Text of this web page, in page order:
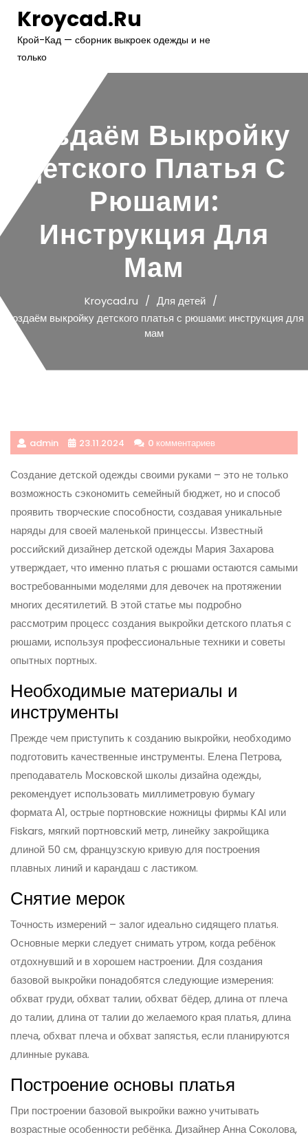
содержимому
Kroycad.ru
Крой-Кад — сборник выкроек одежды и не
только
Создаём Выкройку
Детского Платья С
Рюшами:
Инструкция Для
Мам
Kroycad.ru
Для детей
Создаём выкройку детского платья с рюшами: инструкция для
мам
admin 23.11.2024 0 комментариев
Создание детской одежды своими руками – это не только
возможность сэкономить семейный бюджет, но и способ
проявить творческие способности, создавая уникальные
наряды для своей маленькой принцессы. Известный
российский дизайнер детской одежды Мария Захарова
утверждает, что именно платья с рюшами остаются самыми
востребованными моделями для девочек на протяжении
многих десятилетий. В этой статье мы подробно
рассмотрим процесс создания выкройки детского платья с
рюшами, используя профессиональные техники и советы
опытных портных.
Необходимые материалы и
инструменты
Прежде чем приступить к созданию выкройки, необходимо
подготовить качественные инструменты. Елена Петрова,
преподаватель Московской школы дизайна одежды,
рекомендует использовать миллиметровую бумагу
формата А1, острые портновские ножницы фирмы KAI или
Fiskars, мягкий портновский метр, линейку закройщика
длиной 50 см, французскую кривую для построения
плавных линий и карандаш с ластиком.
Снятие мерок
Точность измерений – залог идеально сидящего платья.
Основные мерки следует снимать утром, когда ребёнок
отдохнувший и в хорошем настроении. Для создания
базовой выкройки понадобятся следующие измерения:
обхват груди, обхват талии, обхват бёдер, длина от плеча
до талии, длина от талии до желаемого края платья, длина
плеча, обхват плеча и обхват запястья, если планируются
длинные рукава.
Построение основы платья
При построении базовой выкройки важно учитывать
возрастные особенности ребёнка. Дизайнер Анна Соколова,